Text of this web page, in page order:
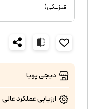
فیزیکی)
دیجی پویا
ارزیابی عملکردعالی